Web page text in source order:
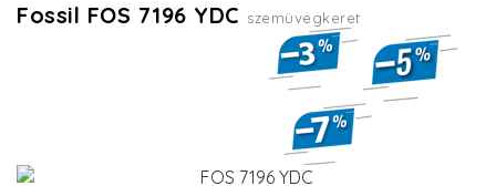
Fossil FOS 7196 YDC szemüvegkeret